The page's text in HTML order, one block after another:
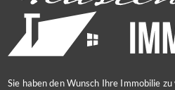
Sie haben den Wunsch Ihre Immobilie